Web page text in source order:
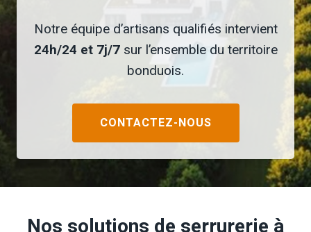
Notre équipe d’artisans qualifiés intervient
24h/24 et 7j/7sur l’ensemble du territoire
bonduois.
CONTACTEZ-NOUS